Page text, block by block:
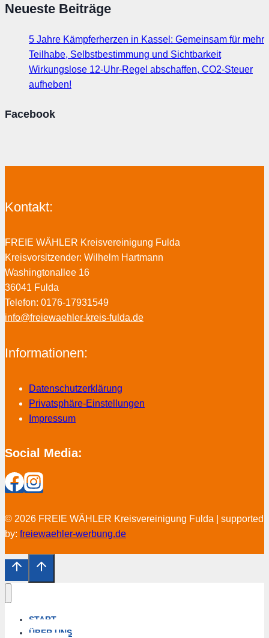
Neueste Beiträge
5 Jahre Kämpferherzen in Kassel: Gemeinsam für mehr
Teilhabe, Selbstbestimmung und Sichtbarkeit
Wirkungslose 12-Uhr-Regel abschaffen, CO2-Steuer
aufheben!
Facebook
Kontakt:
FREIE WÄHLER Kreisvereinigung Fulda
Kreisvorsitzender: Wilhelm Hartmann
Washingtonallee 16
36041 Fulda
Telefon: 0176-17931549
info@freiewaehler-kreis-fulda.de
Informationen:
Datenschutzerklärung
Privatsphäre-Einstellungen
Impressum
Social Media:
© 2026 FREIE WÄHLER Kreisvereinigung Fulda | supported
by: freiewaehler-werbung.de
START
ÜBER UNS